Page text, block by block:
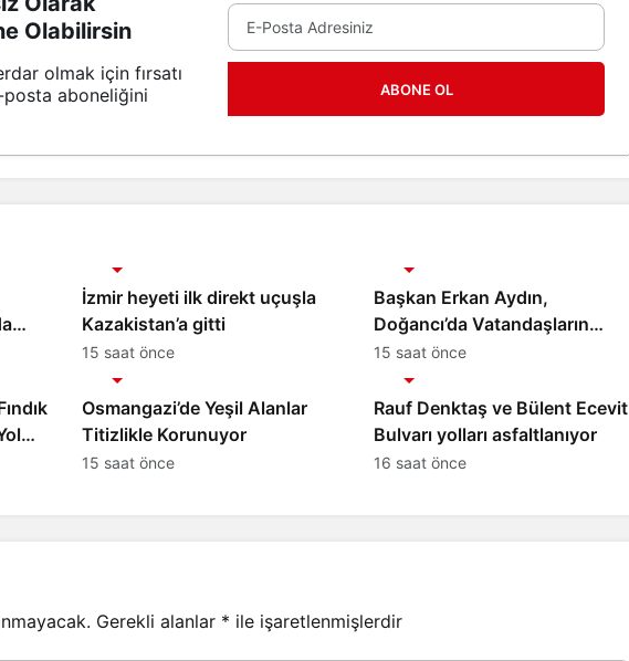
Olabilirsin
olmak için fırsatı
aboneliğini
ABONE OL
İzmir heyeti ilk direkt uçuşla
Kazakistan’a gitti
15 saat önce
Başkan Erkan Aydın,
Doğancı’da Vatandaşların
Taleplerini Yerinde Dinledi
15 saat önce
Osmangazi’de Yeşil Alanlar
Titizlikle Korunuyor
Gündem
15 saat önce
Rauf Denktaş ve Bülent Ecevit
Bulvarı yolları asfaltlanıyor
Gündem
16 saat önce
Gerekli alanlar * ile işaretlenmişlerdir